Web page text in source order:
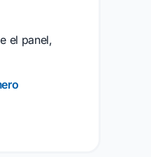
el panel,